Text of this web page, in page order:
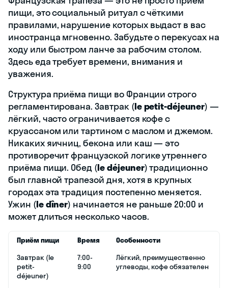
пищи, это социальный ритуал с чёткими
правилами, нарушение которых выдаст в вас
иностранца мгновенно. Забудьте о перекусах на
ходу или быстром ланче за рабочим столом.
Здесь еда требует времени, внимания и
уважения.
Структура приёма пищи во Франции строго
регламентирована. Завтрак (le petit-déjeuner) —
лёгкий, часто ограничивается кофе с
круассаном или тартином с маслом и джемом.
Никаких яичниц, бекона или каш — это
противоречит французской логике утреннего
приёма пищи. Обед (le déjeuner) традиционно
был главной трапезой дня, хотя в крупных
городах эта традиция постепенно меняется.
Ужин (le dîner) начинается не раньше 20:00 и
может длиться несколько часов.
Приём пищи Время
Особенности
Завтрак (le
petit-
déjeuner)
7:00-
9:00
Лёгкий, преимущественно
углеводы, кофе обязателен